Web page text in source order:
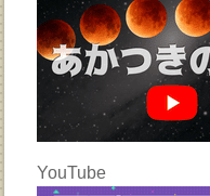
YouTube